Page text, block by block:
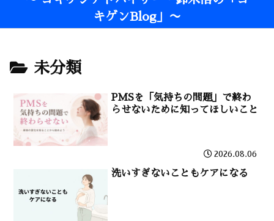
キゲンBlog」〜
未分類
PMSを「気持ちの問題」で終わ
らせないために知ってほしいこと
2026.08.06
洗いすぎないこともケアになる